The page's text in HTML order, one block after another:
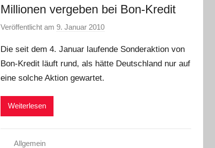
Millionen vergeben bei Bon-Kredit
Veröffentlicht am 9. Januar 2010v
n
L
Die seit dem 4. Januar laufende Sonderaktion von
Bon-Kredit läuft rund, als hätte Deutschland nur auf
eine solche Aktion gewartet.
Weiterlesen
Allgemein